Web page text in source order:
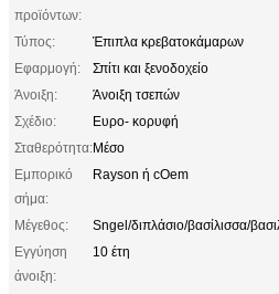
προϊόντων:
Τύπος:
Έπιπλα κρεβατοκάμαρων
Εφαρμογή:
Σπίτι και ξενοδοχείο
Άνοιξη:
Άνοιξη τσεπών
Σχέδιο:
Ευρο- κορυφή
Σταθερότητα:Μέσο
Εμπορικό
σήμα:
Rayson ή cOem
Μέγεθος:
Sngel/διπλάσιο/βασίλισσα/
Εγγύηση
άνοιξη:
10 έτη